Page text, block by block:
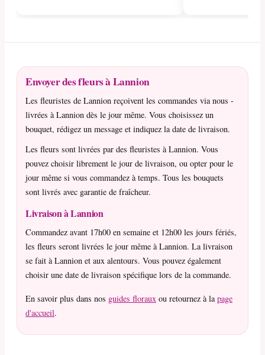
Envoyer des fleurs à Lannion
Les fleuristes de Lannion reçoivent les commandes via nous -
livrées à Lannion dès le jour même. Vous choisissez un
bouquet, rédigez un message et indiquez la date de livraison.
Les fleurs sont livrées par des fleuristes à Lannion. Vous
pouvez choisir librement le jour de livraison, ou opter pour le
jour même si vous commandez à temps. Tous les bouquets
sont livrés avec garantie de fraîcheur.
Livraison à Lannion
Commandez avant 17h00 en semaine et 12h00 les jours fériés,
les fleurs seront livrées le jour même à Lannion. La livraison
se fait à Lannion et aux alentours. Vous pouvez également
choisir une date de livraison spécifique lors de la commande.
En savoir plus dans nos guides floraux ou retournez à lapage
d'accueil.